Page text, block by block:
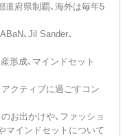
道府県制覇、海外は毎年5
、Jil Sander、
産形成、マインドセット
クティブに過ごすコン
お出かけや、ファッショ
マインドセットについて